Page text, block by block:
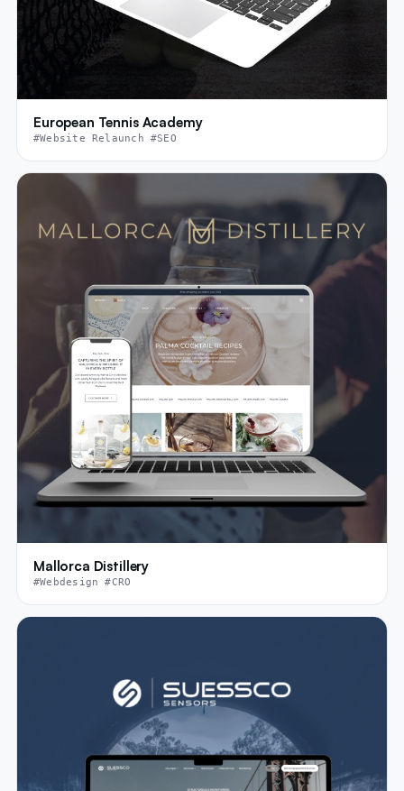
European Tennis Academy
#Website Relaunch #SEO
Mallorca Distillery
#Webdesign #CRO